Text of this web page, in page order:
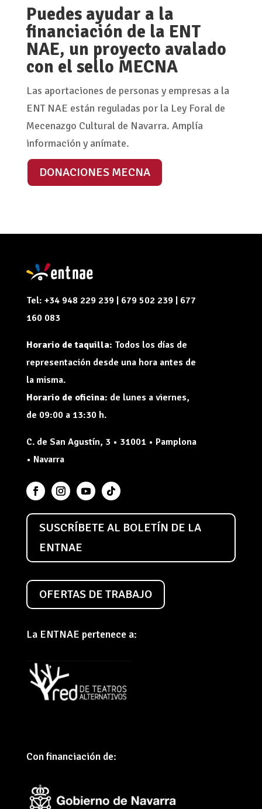
Puedes ayudar a la
financiación de la ENT
NAE, un proyecto avalado
con el sello MECNA
Las aportaciones de personas y empresas a la
ENT NAE están reguladas por la Ley Foral de
Mecenazgo Cultural de Navarra. Amplía
información y anímate.
DONACIONES MECNA
Tel: +34 948 229 239 | 679 502 239 | 677
160 083
Horario de taquilla: Todos los días de
representación desde una hora antes de
la misma.
Horario de oficina: de lunes a viernes,
de 09:00 a 13:30 h.
C. de San Agustín, 3 • 31001 • Pamplona
• Navarra
SUSCRÍBETE AL BOLETÍN DE LA
ENTNAE
OFERTAS DE TRABAJO
La ENTNAE pertenece a:
Con financiación de: